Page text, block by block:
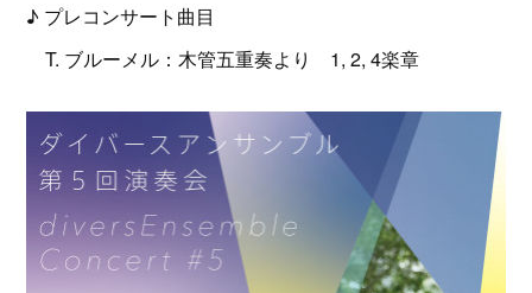
♪ プレコンサート曲目
T. ブルーメル：木管五重奏より 1, 2, 4楽章